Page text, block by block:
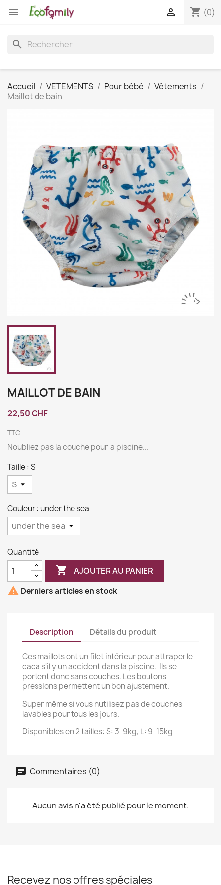
 shopping_cart (0)

search
Accueil VETEMENTS Pour bébé
Vêtements
Maillot de bain
MAILLOT DE BAIN
22,50 CHF
TTC
Noubliez pas la couche pour la piscine...
Taille : S
Couleur : under the sea
Quantité
 AJOUTER AU PANIER
 Derniers articles en stock
Description Détails du produit
Ces maillots ont un filet intérieur pour attraper le
caca s'il y un accident dans la piscine. Ils se
portent donc sans couches. Les boutons
pressions permettent un bon ajustement.
Super même si vous nutilisez pas de couches
lavables pour tous les jours.
Disponibles en 2 tailles: S: 3-9kg, L: 9-15kg
Commentaires (0)
Aucun avis n'a été publié pour le moment.
Recevez nos offres spéciales